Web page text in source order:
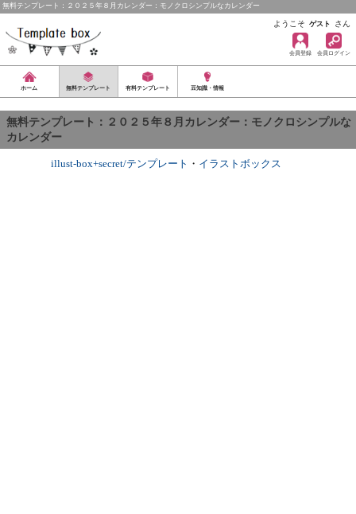
無料テンプレート：２０２５年８月カレンダー：モノクロシンプルなカレンダー
ようこそ ゲスト さん
会員登録 会員ログイン
ホーム 無料テンプレート 有料テンプレート 豆知識・情報
無料テンプレート：２０２５年８月カレンダー：モノクロシンプルな
カレンダー
illust-box+secret/テンプレート ・ イラストボックス